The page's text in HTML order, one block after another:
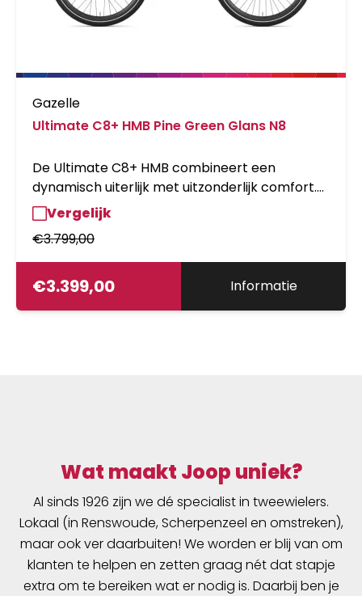
Gazelle
Ultimate C8+ HMB Pine Green Glans N8
De Ultimate C8+ HMB combineert een
dynamisch uiterlijk met uitzonderlijk comfort.
In een actieve zitpositie ervaar je een
uitgekiende wegligging dankzij het lage
zwaartepunt van de fiets. Onderhoudsarme
onderdelen zoals de Nexus versnellingsnaaf en
de duurzame riemaandrijving staan garant
Vergelijk
€3.799,00
€3.399,00 Informatie
Wat maakt Joop uniek?
Al sinds 1926 zijn we dé specialist in tweewielers.
Lokaal (in Renswoude, Scherpenzeel en omstreken),
maar ook ver daarbuiten! We worden er blij van om
klanten te helpen en zetten graag nét dat stapje
extra om te bereiken wat er nodig is. Daarbij ben je